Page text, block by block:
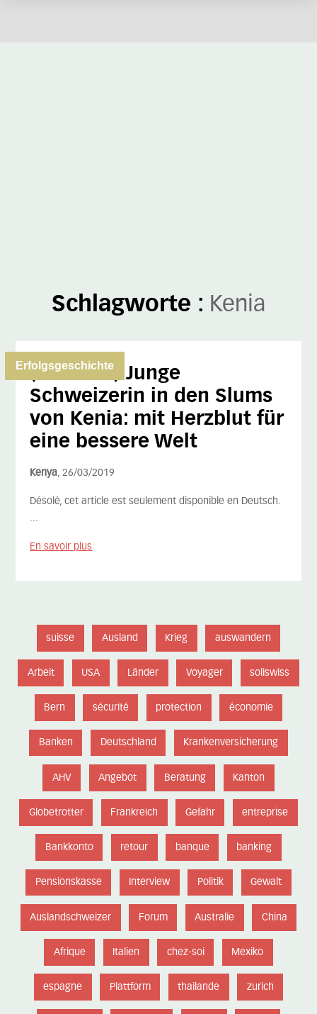
Schlagworte : Kenia
Erfolgsgeschichte
(Deutsch) Junge
Schweizerin in den Slums
von Kenia: mit Herzblut für
eine bessere Welt
Kenya, 26/03/2019
Désolé, cet article est seulement disponible en Deutsch.
...
En savoir plus
suisse Ausland Krieg auswandern
Arbeit USA Länder Voyager soliswiss
Bern sécurité protection économie
Banken Deutschland Krankenversicherung
AHV Angebot Beratung Kanton
Globetrotter Frankreich Gefahr entreprise
Bankkonto retour banque banking
Pensionskasse Interview Politik Gewalt
Auslandschweizer Forum Australie China
Afrique Italien chez-soi Mexiko
espagne Plattform thailande zurich